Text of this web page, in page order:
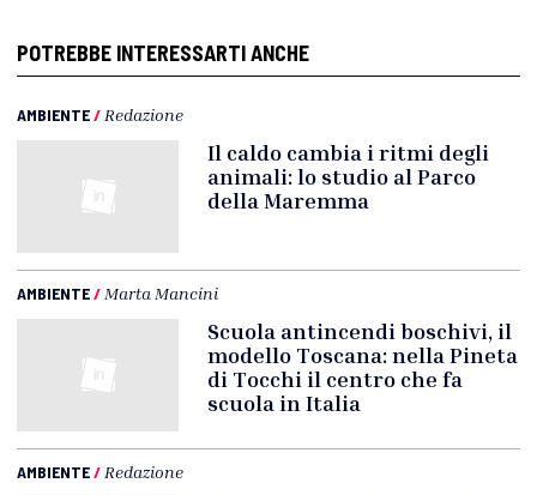
POTREBBE INTERESSARTI ANCHE
AMBIENTE/ Redazione
Il caldo cambia i ritmi degli
animali: lo studio al Parco
della Maremma
AMBIENTE/ Marta Mancini
Scuola antincendi boschivi, il
modello Toscana: nella Pineta
di Tocchi il centro che fa
scuola in Italia
AMBIENTE/ Redazione